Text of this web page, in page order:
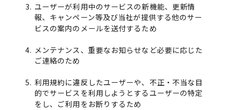
ユーザーが利用中のサービスの新機能、更新情
報、キャンペーン等及び当社が提供する他のサー
ビスの案内のメールを送付するため
メンテナンス、重要なお知らせなど必要に応じた
ご連絡のため
利用規約に違反したユーザーや、不正・不当な目
的でサービスを利用しようとするユーザーの特定
をし、ご利用をお断りするため